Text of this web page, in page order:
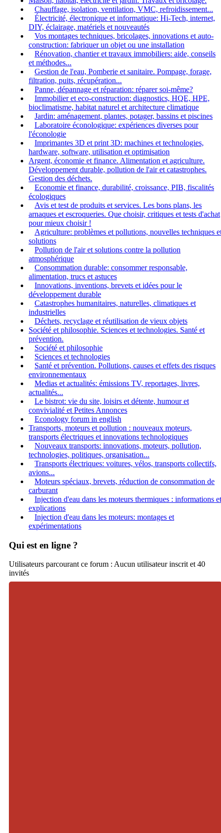
Chauffage, isolation, ventilation, VMC, refroidissement...
Électricité, électronique et informatique: Hi-Tech, internet,
DIY, éclairage, matériels et nouveautés
Vos montages techniques, bricolages, innovations et auto-
construction: fabriquer un objet ou une installation
Rénovation, chantier et travaux immobiliers: aide, conseils
et méthodes...
Gestion de l'eau, Pomberie et sanitaire. Pompage, forage,
filtration, puits, récupération...
Panne, dépannage et réparation: réparer soi-même?
Immobilier et eco-construction: diagnostics, HQE, HPE,
bioclimatisme, habitat naturel et architecture climatique
Jardin: aménagement, plantes, potager, bassins et piscines
Laboratoire éconologique: expériences diverses pour
l'éconologie
Imprimantes 3D et print 3D: machines et technologies,
hardware, software, utilisation et optimisation
Argent, économie et finance. Alimentation et agriculture.
Développement durable, pollution de l'air et catastrophes.
Gestion des déchets.
Economie et finance, durabilité, croissance, PIB, fiscalités
écologiques
Avis et test de produits et services. Les bons plans, les
arnaques et escroqueries. Que choisir, critiques et tests d'achat
pour mieux choisir !
Agriculture: problèmes et pollutions, nouvelles techniques
solutions
Pollution de l'air et solutions contre la pollution
atmosphérique
Consommation durable: consommer responsable,
alimentation, trucs et astuces
Innovations, inventions, brevets et idées pour le
développement durable
Catastrophes humanitaires, naturelles, climatiques et
industrielles
Déchets, recyclage et réutilisation de vieux objets
Société et philosophie. Sciences et technologies. Santé et
prévention.
Société et philosophie
Sciences et technologies
Santé et prévention. Pollutions, causes et effets des risques
environnementaux
Medias et actualités: émissions TV, reportages, livres,
actualités...
Le bistrot: vie du site, loisirs et détente, humour et
convivialité et Petites Annonces
Econology forum in english
Transports, moteurs et pollution : nouveaux moteurs,
transports électriques et innovations technologiques
Nouveaux transports: innovations, moteurs, pollution,
technologies, politiques, organisation...
Transports électriques: voitures, vélos, transports collectifs,
avions...
Moteurs spéciaux, brevets, réduction de consommation de
carburant
Injection d'eau dans les moteurs thermiques : informations et
explications
Injection d'eau dans les moteurs: montages et
expérimentations
Qui est en ligne ?
Utilisateurs parcourant ce forum : Aucun utilisateur inscrit et 40
invités